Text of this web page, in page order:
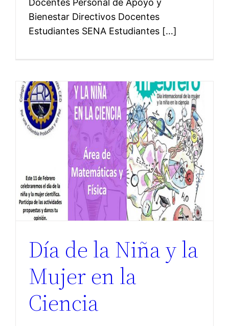
Docentes Personal de Apoyo y
Bienestar Directivos Docentes
Estudiantes SENA Estudiantes […]
Día de la Niña y la
Mujer en la
Ciencia